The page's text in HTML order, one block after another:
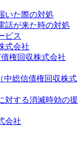
いた際の対処
話が来た時の対処
ビス
式会社
権回収株式会社
中総信債権回収株式
対する消滅時効の援
会社